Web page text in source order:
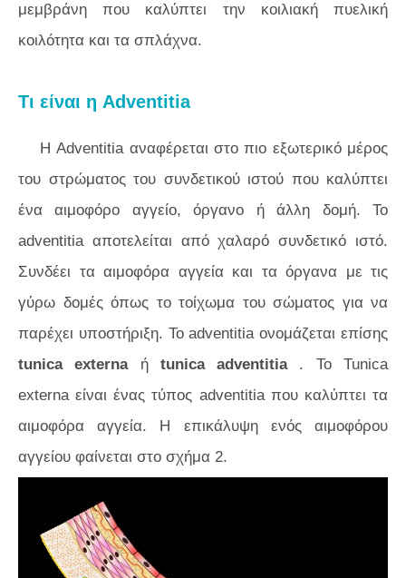
μεμβράνη που καλύπτει την κοιλιακή πυελική
κοιλότητα και τα σπλάχνα.
Τι είναι η Adventitia
Η Adventitia αναφέρεται στο πιο εξωτερικό μέρος
του στρώματος του συνδετικού ιστού που καλύπτει
ένα αιμοφόρο αγγείο, όργανο ή άλλη δομή. Το
adventitia αποτελείται από χαλαρό συνδετικό ιστό.
Συνδέει τα αιμοφόρα αγγεία και τα όργανα με τις
γύρω δομές όπως το τοίχωμα του σώματος για να
παρέχει υποστήριξη. Το adventitia ονομάζεται επίσης
tunica externaή tunica adventitia. Το Tunica
externa είναι ένας τύπος adventitia που καλύπτει τα
αιμοφόρα αγγεία. Η επικάλυψη ενός αιμοφόρου
αγγείου φαίνεται στο σχήμα 2.